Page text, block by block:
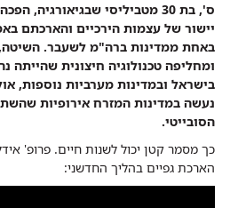
שיתוף
מישראל
באהבה:
רופאי
רמב"ם
ביצעו
ניתוח
ראשון
מסוגו
במדינות
ס', בת 30 מטביליסי
יישור של עצמות הירכיים והארכתם
באחת ממדינות ברה"מ לשעבר.
ומחליפה טכנולוגיה חיצונית שהייתה
בישראל ובמדינות מערביות נוספות,
נעשה במדינות המזרח אירופיות
הסובייטי.
כך מסמר קטן יכול לשנות חיים. פרופ'
הארכת גפיים בהליך החדשני: